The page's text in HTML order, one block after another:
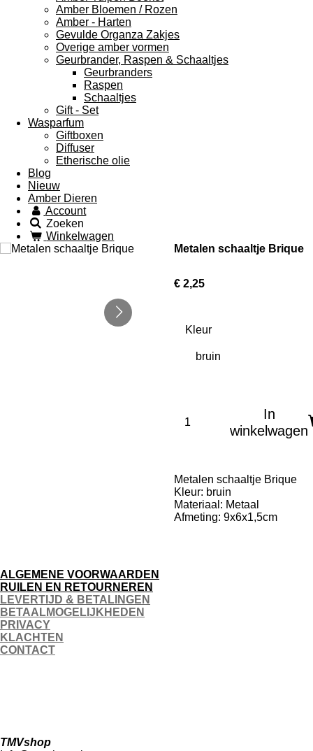
Amber Bloemen / Rozen
Amber - Harten
Gevulde Organza Zakjes
Overige amber vormen
Geurbrander, Raspen & Schaaltjes
Geurbranders
Raspen
Schaaltjes
Gift - Set
Wasparfum
Giftboxen
Diffuser
Etherische olie
Blog
Nieuw
Amber Dieren
Account
Zoeken
Winkelwagen
Metalen schaaltje Brique
€ 2,25
Kleur
In
winkelwagen
Metalen schaaltje Brique
Kleur: bruin
Materiaal: Metaal
Afmeting: 9x6x1,5cm
ALGEMENE VOORWAARDEN
RUILEN EN RETOURNEREN
LEVERTIJD & BETALINGEN
BETAALMOGELIJKHEDEN
PRIVACY
KLACHTEN
CONTACT
e
TMVshop